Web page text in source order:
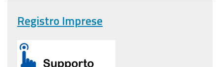
Registro Imprese